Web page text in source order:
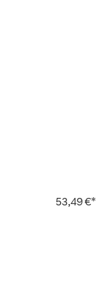
53,49 €*